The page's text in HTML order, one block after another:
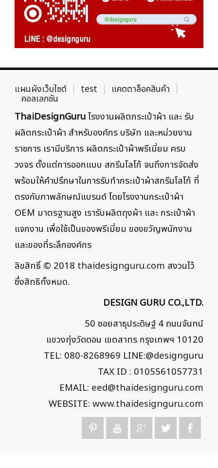
แผนผังเว็บไซต์ test แคตตาล็อคสินค้า
คอลเลกชัน
ThaiDesignGuruโรงงานผลิตกระเป๋าผ้า และ รับ
ผลิตกระเป๋าผ้า สำหรับองค์กร บริษัท และหน่วยงาน
ราชการ เรามีบริการ ผลิตกระเป๋าผ้าพรีเมี่ยม ครบ
วงจร ตั้งแต่การออกแบบ สกรีนโลโก้ จนถึงการจัดส่ง
พร้อมให้คำปรึกษาในการรับทำกระเป๋าผ้าสกรีนโลโก้ ที่
ตรงกับภาพลักษณ์แบรนด์ โดยโรงงานกระเป๋าผ้า
OEM มาตรฐานสูง เรารับผลิตถุงผ้า และ กระเป๋าผ้า
แจกงาน เพื่อใช้เป็นของพรีเมี่ยม ของขวัญพนักงาน
และของที่ระลึกองค์กร
ลิขสิทธิ์ © 2018 thaidesignguru.com สงวนไว้
ซึ่งสิทธิทั้งหมด.
DESIGN GURU CO.,LTD.
50 ซอยสาธุประดิษฐ์ 4 ถนนจันทน์
แขวงทุ่งวัดดอน เขตสาทร กรุงเทพฯ 10120
TEL: 080-8268969 LINE:@designguru
TAX ID : 0105561057731
EMAIL: eed@thaidesignguru.com
WEBSITE: www.thaidesignguru.com